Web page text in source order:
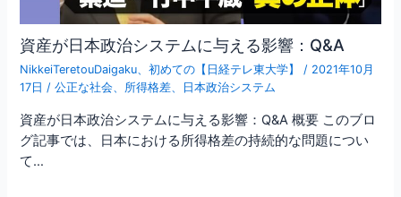
資産が日本政治システムに与える影響：Q&A
NikkeiTeretouDaigaku、初めての【日経テレ東大学】 / 2021年10月
17日 /公正な社会、 所得格差、 日本政治システム
資産が日本政治システムに与える影響：Q&A 概要 このブロ
グ記事では、日本における所得格差の持続的な問題につい
て…